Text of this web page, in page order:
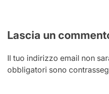
Lascia un
Il tuo indirizzo email non
obbligatori sono